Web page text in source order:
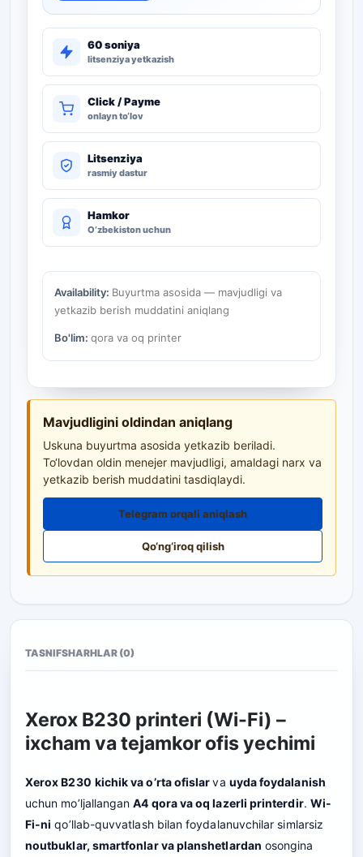
60 soniya
litsenziya yetkazish
Click / Payme
onlayn to‘lov
Litsenziya
rasmiy dastur
Hamkor
O‘zbekiston uchun
Availability: Buyurtma asosida — mavjudligi va
yetkazib berish muddatini aniqlang
Bo'lim: qora va oq printer
Mavjudligini oldindan aniqlang
Uskuna buyurtma asosida yetkazib beriladi.
To‘lovdan oldin menejer mavjudligi, amaldagi narx va
yetkazib berish muddatini tasdiqlaydi.
Telegram orqali aniqlash
Qo‘ng‘iroq qilish
TASNIFSHARHLAR (0)
Xerox B230 printeri (Wi-Fi) –
ixcham va tejamkor ofis yechimi
Xerox B230 kichik va o’rta ofislarva uyda foydalanish
uchun mo’ljallanganA4 qora va oq lazerli printerdir. Wi-
Fi-ni qo’llab-quvvatlash bilan foydalanuvchilar simlarsiz
noutbuklar, smartfonlar va planshetlardan osongina